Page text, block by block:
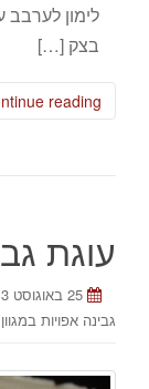
לימון
בצק […]
reading
עוגת
25 באוגוסט 2013
גבינה אפויות